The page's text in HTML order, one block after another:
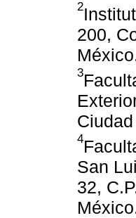
2
200,
3
4
San
32,